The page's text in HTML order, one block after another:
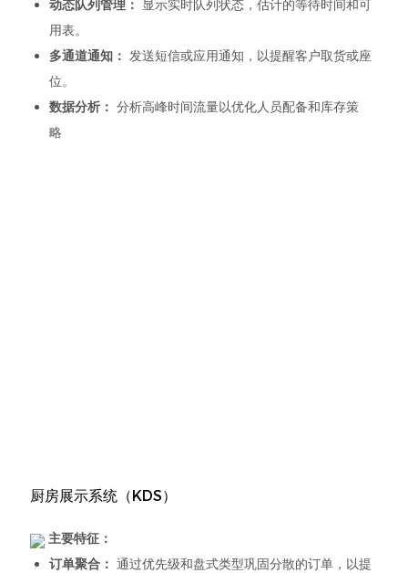
动态队列管理： 显示实时队列状态，估计的等待时间和可
用表。
多通道通知： 发送短信或应用通知，以提醒客户取货或座
位。
数据分析： 分析高峰时间流量以优化人员配备和库存策
略
厨房展示系统（KDS）
主要特征：
订单聚合： 通过优先级和盘式类型巩固分散的订单，以提